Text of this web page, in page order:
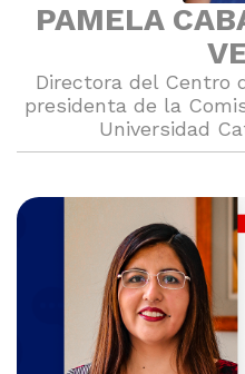
PAMELA
Directora del Centro
presidenta de la
Universidad